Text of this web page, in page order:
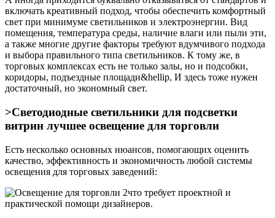
включать креативный подход, чтобы обеспечить комфортный
свет при минимуме светильников и электроэнергии. Вид
помещения, температура среды, наличие влаги или пыли эти,
а также многие другие факторы требуют вдумчивого подхода
и выбора правильного типа светильников. К тому же, в
торговых комплексах есть не только залы, но и подсобки,
коридоры, подъездные площади&hellip, И здесь тоже нужен
достаточный, но экономный свет.
>Светодиодные светильники для подсветки
витрин лучшее освещение для торговли
Есть несколько основных нюансов, помогающих оценить
качество, эффективность и экономичность любой системы
освещения для торговых заведений:
что требует проектной и
практической помощи дизайнеров.